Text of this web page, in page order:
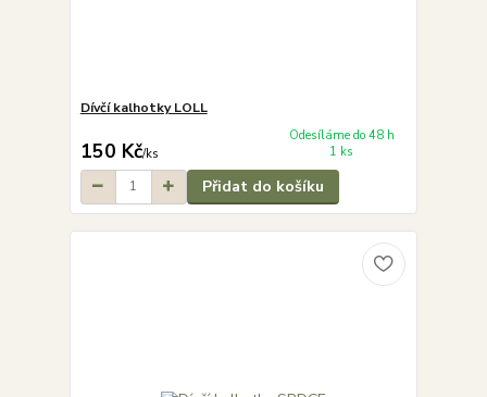
Dívčí kalhotky LOLL
150 Kč/ks
Odesíláme do 48 h
1 ks
Přidat do košíku